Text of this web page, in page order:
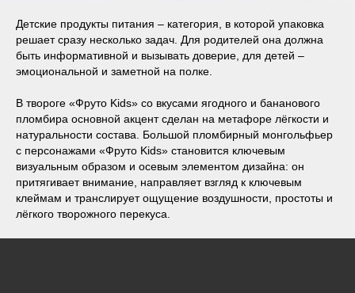
Детские продукты питания – категория, в которой упаковка
решает сразу несколько задач. Для родителей она должна
быть информативной и вызывать доверие, для детей –
эмоциональной и заметной на полке.
В твороге «Фруто Kids» со вкусами ягодного и бананового
пломбира основной акцент сделан на метафоре лёгкости и
натуральности состава. Большой пломбирный монгольфьер
с персонажами «Фруто Kids» становится ключевым
визуальным образом и осевым элементом дизайна: он
притягивает внимание, направляет взгляд к ключевым
клеймам и транслирует ощущение воздушности, простоты и
лёгкого творожного перекуса.